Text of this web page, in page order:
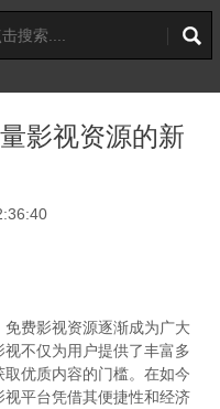
影视资源的新
费影视资源逐渐成为广大
不仅为用户提供了丰富多
优质内容的门槛。在如今
平台凭借其便捷性和经济